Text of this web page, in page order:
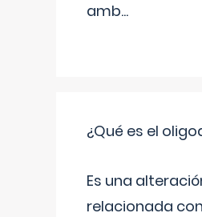
amb...
¿Qué es el
Es una
relacionada